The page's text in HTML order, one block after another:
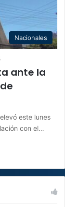
Nacionales
ante la
este lunes
con el…